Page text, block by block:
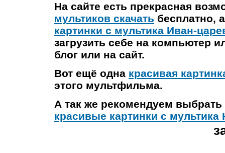
На сайте есть прекрасная
мультиков скачать бесплатно,
картинки с мультика Иван-
загрузить себе на компьютер
блог или на сайт.
Вот ещё одна красивая
этого мультфильма.
А так же рекомендуем выбрать
красивые картинки с мультика